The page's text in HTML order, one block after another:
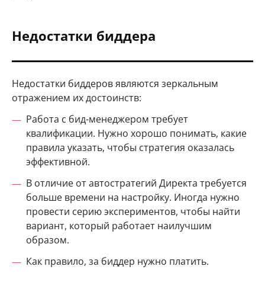
Недостатки биддера
Недостатки биддеров являются зеркальным
отражением их достоинств:
Работа с бид-менеджером требует
квалификации. Нужно хорошо понимать, какие
правила указать, чтобы стратегия оказалась
эффективной.
В отличие от автостратегий Директа требуется
больше времени на настройку. Иногда нужно
провести серию экспериментов, чтобы найти
вариант, который работает наилучшим
образом.
Как правило, за биддер нужно платить.